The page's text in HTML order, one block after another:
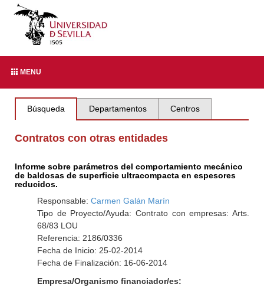
MENU
Búsqueda Departamentos Centros
Contratos con otras entidades
Informe sobre parámetros del comportamiento mecánico
de baldosas de superficie ultracompacta en espesores
reducidos.
Responsable: Carmen Galán Marín
Tipo de Proyecto/Ayuda: Contrato con empresas: Arts.
68/83 LOU
Referencia: 2186/0336
Fecha de Inicio: 25-02-2014
Fecha de Finalización: 16-06-2014
Empresa/Organismo financiador/es: